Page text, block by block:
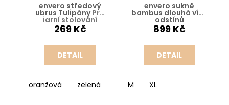
envero středový
ubrus TulipányPro
jarní stolování
269 Kč
DETAIL
oranžová zelená
envero sukně
bambus dlouhá více
odstínů
899 Kč
DETAIL
M XL